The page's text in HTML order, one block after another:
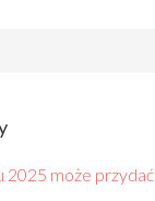
2025 może przydać